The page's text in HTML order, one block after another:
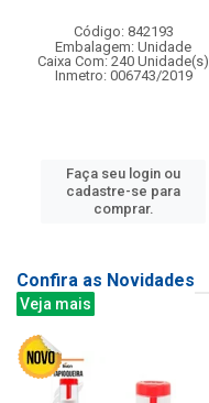
Código: 842193
Embalagem: Unidade
Caixa Com: 240 Unidade(s)
Inmetro: 006743/2019
Faça seu login ou
cadastre-se para
comprar.
Confira as Novidades
Veja mais